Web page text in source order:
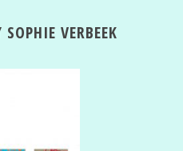
VERBEEK